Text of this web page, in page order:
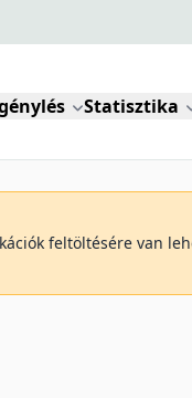
Statisztika
feltöltésére van